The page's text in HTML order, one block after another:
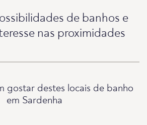
de banhos e
nas proximidades
gostar destes locais de banho
em Sardenha